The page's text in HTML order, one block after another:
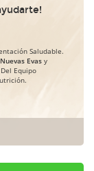
Saludable.
Evas y
Equipo